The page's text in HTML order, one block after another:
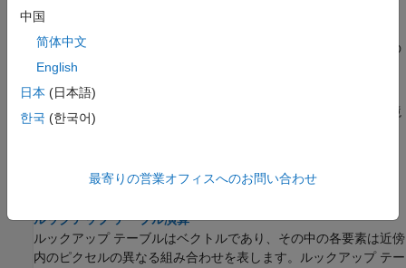
構造化要素
す。構造化要素は、イメージ内にある、処理するオブジェクトの
サイズと形状に影響します。
モルフォロジーの境界パディング
モルフォロジーの膨張と収縮は、さまざまな方法でイメージの境
連結性は、中心ピクセルと隣接するピクセルが同じオブジェクト
ルックアップ テーブル演算
ルックアップ テーブルはベクトルであり、その中の各要素は近傍
内のピクセルの異なる組み合わせを表します。ルックアップ テー
中国
简体中文
English
日本 (日本語)
한국 (한국어)
最寄りの営業オフィスへのお問い合わせ